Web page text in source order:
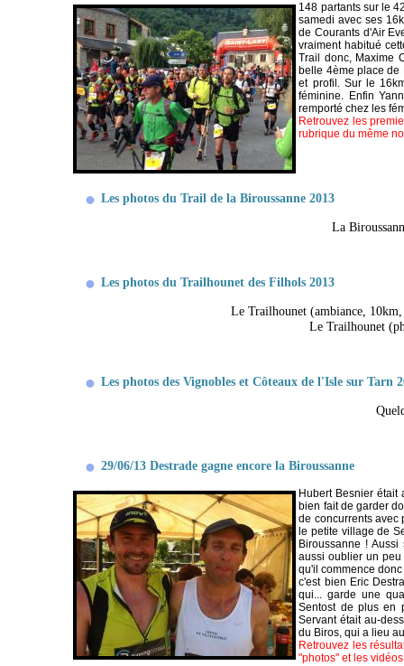
148 partants sur le
samedi avec ses
de Courants d'Air
vraiment habitué
Trail donc, Maxime
belle 4ème place de
et profil. Sur le
féminine. Enfin
remporté chez les
Retrouvez les
rubrique du même
Les photos du Trail de la Biroussanne 2013
La
Les photos du Trailhounet des Filhols 2013
Le Trailhounet (ambiance,
Le Trailhounet
Les photos des Vignobles et Côteaux de l'Isle sur Tarn
29/06/13 Destrade gagne encore la Biroussanne
Hubert Besnier
bien fait de garder
de concurrents avec
le petite village de
Biroussanne !
aussi oublier un
qu'il commence
c'est bien Eric
qui... garde une
Sentost de plus en
Servant était au-
du Biros, qui a lieu
Retrouvez les
"photos" et les